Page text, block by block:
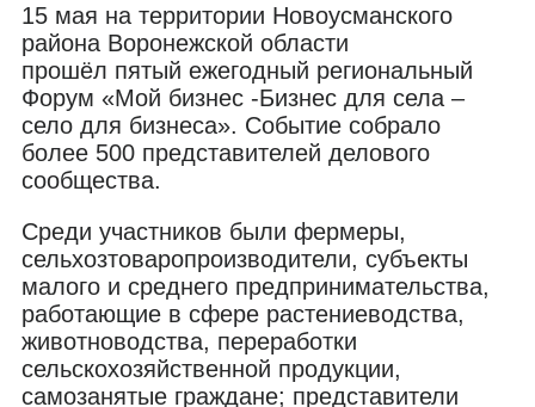
15 мая на территории Новоусманского
района Воронежской области
прошёл пятый ежегодный региональный
Форум «Мой бизнес -Бизнес для села –
село для бизнеса». Событие собрало
более 500 представителей делового
сообщества.
Среди участников были фермеры,
сельхозтоваропроизводители, субъекты
малого и среднего предпринимательства,
работающие в сфере растениеводства,
животноводства, переработки
сельскохозяйственной продукции,
самозанятые граждане; представители